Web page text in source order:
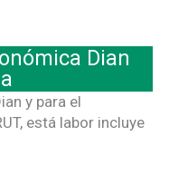
Dian
y para el
está labor incluye